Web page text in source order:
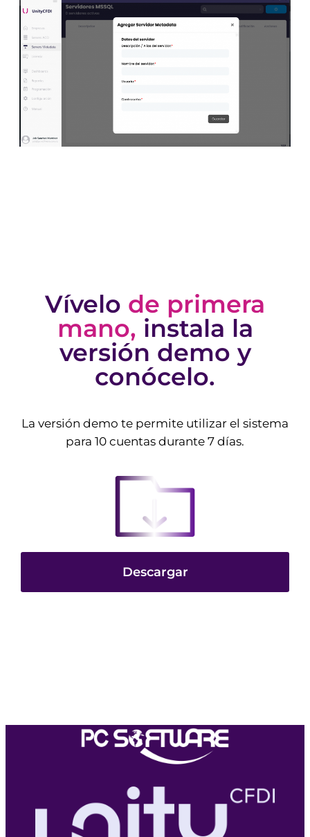
Vívelo de primera
mano, instala la
versión demo y
conócelo.
La versión demo te permite utilizar el sistema
para 10 cuentas durante 7 días.
Descargar